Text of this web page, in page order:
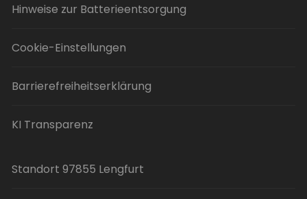
Hinweise zur Batterieentsorgung
Cookie-Einstellungen
Barrierefreiheitserklärung
KI Transparenz
Standort 97855 Lengfurt